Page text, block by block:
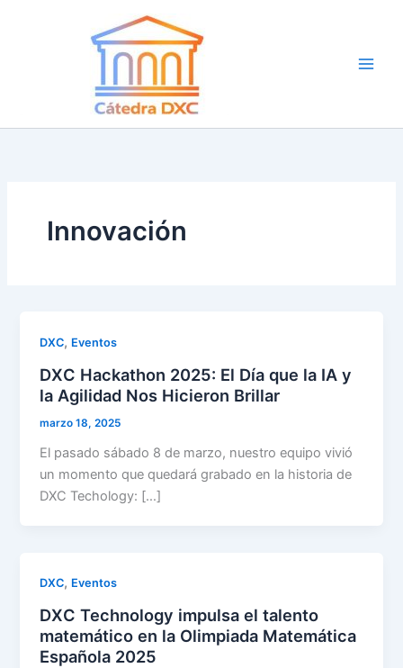
Innovación
DXC, Eventos
DXC Hackathon 2025: El Día que la IA y
la Agilidad Nos Hicieron Brillar
marzo 18, 2025
El pasado sábado 8 de marzo, nuestro equipo vivió
un momento que quedará grabado en la historia de
DXC Techology: […]
DXC, Eventos
DXC Technology impulsa el talento
matemático en la Olimpiada Matemática
Española 2025